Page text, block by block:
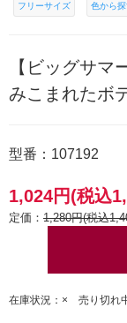
フリーサイズ 色から
【ビッグサマ
みこまれたボ
型番：107192
1,024円(税込
定価： 1,280円(税込
在庫状況：× 売り切れ